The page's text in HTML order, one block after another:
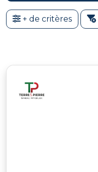
+ de critères